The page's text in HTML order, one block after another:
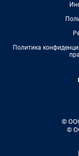
Политика
©
©